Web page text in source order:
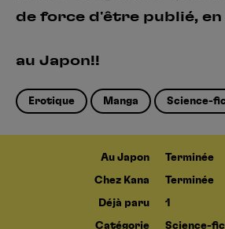
de force d'être publié, en
au Japon!!
Erotique Manga Science-
Au Japon Terminée
Chez Kana Terminée
Déjà paru 1
Catégorie Science-